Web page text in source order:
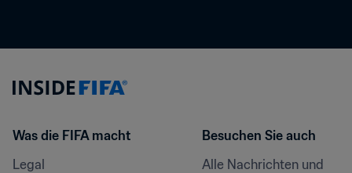
Was die FIFA macht
Legal
Besuchen Sie auch
Alle Nachrichten und